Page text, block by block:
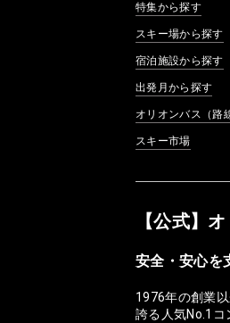
特集から探す
スキー場から探す
宿泊施設から探す
出発月から探す
オリオンバス（路
スキー市場
【公式】
安全・安心を
1976年の創業
誇る人気No.1コ